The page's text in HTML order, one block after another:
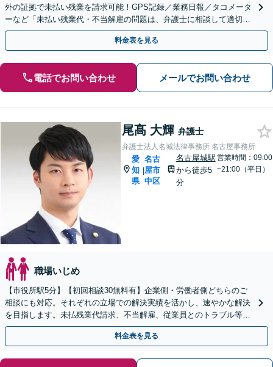
外の証拠で未払い残業を請求可能！GPS記録／業務日報／タコメータ
ーなど「未払い残業代・不当解雇の問題は、弁護士に相談して適切に
対処しましょう」【丸の内駅1分】【初回相談無料】
料金表を見る
電話でお問い合わせ メールでお問い合わせ
尾髙 大輝 弁護士
弁護士法人名城法律事務所 名古屋事務所
愛
知
県
|
名古
屋市
中区
名古屋城駅
から徒歩5
分
営業時間：09:00
~21:00（平日）
職場いじめ
【市役所駅5分】【初回相談30無料有】企業側・労働者側どちらのご
相談にも対応。それぞれの立場での解決実績を活かし、速やかな解決
を目指します。未払残業代請求、不当解雇、従業員とのトラブル等は
お任せ下さい。顧問弁護士業務にも注力【土日祝対応可】
料金表を見る